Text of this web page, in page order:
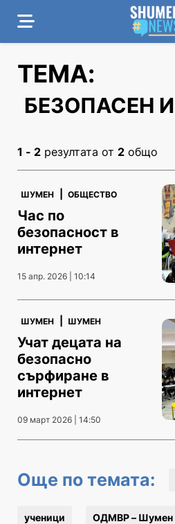
ТЕМА:
БЕЗОПАСЕН
1 - 2 резултата от 2 общо
ШУМЕН ОБЩЕСТВО
Час по
безопасност в
интернет
15 апр. 2026 | 10:14
ШУМЕН ШУМЕН
Учат децата на
безопасно
сърфиране в
интернет
09 март 2026 | 14:50
Още по темата:
ученици ОДМВР – Шумен